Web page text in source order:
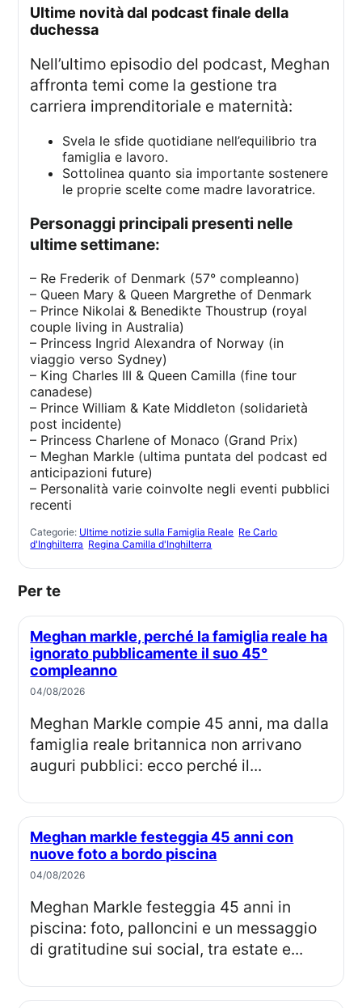
ultime novità dal podcast finale della
duchessa
Nell’ultimo episodio del podcast, Meghan
affronta temi come la gestione tra
carriera imprenditoriale e maternità:
Svela le sfide quotidiane nell’equilibrio tra
famiglia e lavoro.
Sottolinea quanto sia importante sostenere
le proprie scelte come madre lavoratrice.
Personaggi principali presenti nelle
ultime settimane:
– Re Frederik of Denmark (57° compleanno)
– Queen Mary & Queen Margrethe of Denmark
– Prince Nikolai & Benedikte Thoustrup (royal
couple living in Australia)
– Princess Ingrid Alexandra of Norway (in
viaggio verso Sydney)
– King Charles III & Queen Camilla (fine tour
canadese)
– Prince William & Kate Middleton (solidarietà
post incidente)
– Princess Charlene of Monaco (Grand Prix)
– Meghan Markle (ultima puntata del podcast ed
anticipazioni future)
– Personalità varie coinvolte negli eventi pubblici
recenti
Categorie: Ultime notizie sulla Famiglia Reale Re Carlo
d'Inghilterra Regina Camilla d'Inghilterra
Per te
Meghan markle, perché la famiglia reale ha
ignorato pubblicamente il suo 45°
compleanno
04/08/2026
Meghan Markle compie 45 anni, ma dalla
famiglia reale britannica non arrivano
auguri pubblici: ecco perché il...
Meghan markle festeggia 45 anni con
nuove foto a bordo piscina
04/08/2026
Meghan Markle festeggia 45 anni in
piscina: foto, palloncini e un messaggio
di gratitudine sui social, tra estate e...